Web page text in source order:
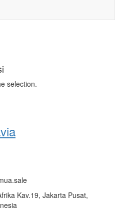
selection.
Kav.19, Jakarta Pusat,